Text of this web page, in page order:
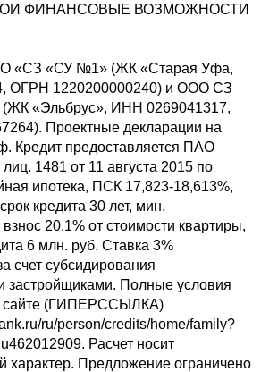
ФИНАНСОВЫЕ ВОЗМОЖНОСТИ
«СЗ «СУ №1» (ЖК «Старая Уфа,
ОГРН 1220200000240) и ООО СЗ
(ЖК «Эльбрус», ИНН 0269041317,
Проектные декларации на
Кредит предоставляется ПАО
1481 от 11 августа 2015 по
ипотека, ПСК 17,823-18,613%,
кредита 30 лет, мин.
20,1% от стоимости квартиры,
6 млн. руб. Ставка 3%
счет субсидирования
застройщиками. Полные условия
сайте (ГИПЕРССЫЛКА)
ru/person/credits/home/family?
Расчет носит
Предложение ограничено